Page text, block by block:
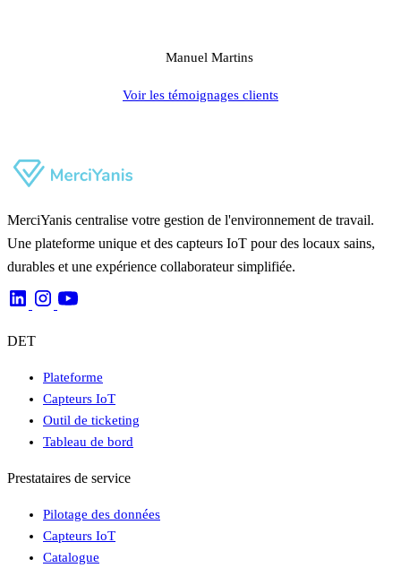
Manuel Martins
Voir les témoignages clients
MerciYanis centralise votre gestion de l'environnement de travail.
Une plateforme unique et des capteurs IoT pour des locaux sains,
durables et une expérience collaborateur simplifiée.
DET
Plateforme
Capteurs IoT
Outil de ticketing
Tableau de bord
Prestataires de service
Pilotage des données
Capteurs IoT
Catalogue